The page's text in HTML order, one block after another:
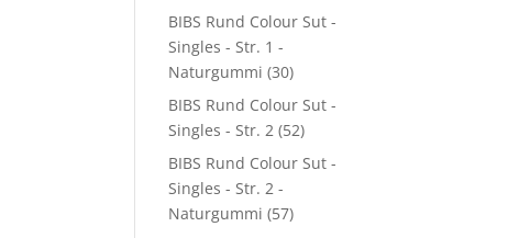
BIBS Rund Colour Sut -
Singles - Str. 1 -
Naturgummi (30)
BIBS Rund Colour Sut -
Singles - Str. 2 (52)
BIBS Rund Colour Sut -
Singles - Str. 2 -
Naturgummi (57)